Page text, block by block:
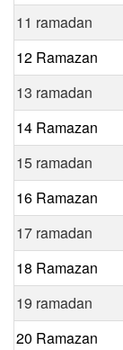
11 ramadan
12 Ramazan
13 ramadan
14 Ramazan
15 ramadan
16 Ramazan
17 ramadan
18 Ramazan
19 ramadan
20 Ramazan